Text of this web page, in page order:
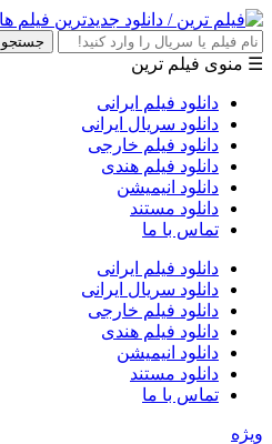
جستجو
☰ منوی فیلم ترین
دانلود فیلم ایرانی
دانلود سریال ایرانی
دانلود فیلم خارجی
دانلود فیلم هندی
دانلود انیمیشن
دانلود مستند
تماس با ما
دانلود فیلم ایرانی
دانلود سریال ایرانی
دانلود فیلم خارجی
دانلود فیلم هندی
دانلود انیمیشن
دانلود مستند
تماس با ما
ویژه